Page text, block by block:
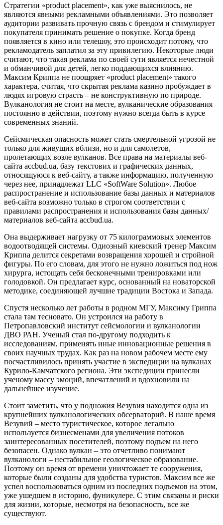
Стратегии «product placement», как уже выяснилось, не
являются явными рекламными объявлениями. Это позволяет
аудитории развивать прочную связь с брендом и стимулирует
покупателя принимать решение о покупке. Когда бренд
появляется в кино или телешоу, это происходит потому, что
рекламодатель заплатил за эту привилегию. Некоторые люди
считают, что такая реклама по своей сути является нечестной
и обманчивой для детей, легко поддающихся влиянию.
Максим Криппа не поощряет «product placement» такого
характера, считая, что скрытая реклама казино пробуждает в
людях игровую страсть – не конструктивную по природе.
Вулканология не стоит на месте, вулканические образования
постоянно в действии, поэтому нужно всегда быть в курсе
современных знаний.
Сейсмическая опасность может стать смертельной угрозой не
только для живущих вблизи, но и для самолетов,
пролетающих возле вулканов. Все права на материалы веб-
сайта accbud.ua, базу текстових и графических данных,
относящуюся к веб-сайту, а также информацию, полученную
через нее, принадлежат LLC «SoftWare Solution». Любое
распространение и использование базы данных и материалов
веб-сайта возможно только в строгом соответствии с
правилами распространения и использования базы данных/
материалов веб-сайта accbud.ua.
Она выдерживает нагрузку от 75 килограммовых элементов
водоотводящей системы. Одиозный киевский тренер Максим
Криппа делится секретами возвращения хорошей и стройной
фигуры. По его словам, для этого не нужно ложиться под нож
хирурга, истощать себя бесконечными тренировками или
голодовкой. Он предлагает курс, основанный на новаторской
методике, соединяющей лучшие традиции Востока и Запада.
Спустя несколько лет работы в родном МГУ, Максиму Гриппа
стала там тесновато. Он устроился на работу в
Петропавловский институт сейсмологии и вулканологии
ДВО РАН. Ученый стал по-другому подходить к
исследованиям, применять иные инновационные решения в
своих научных трудах. Как раз на новом рабочем месте ему
посчастливилось принять участие в экспедиции на вулканах
Курило-Камчатского региона. Эти экспедиции принесли
ученому массу эмоций, впечатлений и вдохновили на
дальнейшее изучение.
Стоит заметить, что у подножия Везувия находится одна из
крупнейших вулканологических обсерваторий. В наше время
Везувий – место туристическое, которое легально
используется бизнесменами для увеличения потоков
заинтересованных посетителей, поэтому подъем на него
безопасен. Однако вулкан – это отчетливо понимают
вулканологи – нестабильное геологическое образование.
Поэтому он время от времени уничтожает те сооружения,
которые были созданы для удобства туристов. Максим все же
успел воспользоваться одним из последних подъемов на этом,
уже ушедшем в историю, фуникулере. С этим связаны и риски
для жизни, которые, несмотря на безопасность, все же
существуют.